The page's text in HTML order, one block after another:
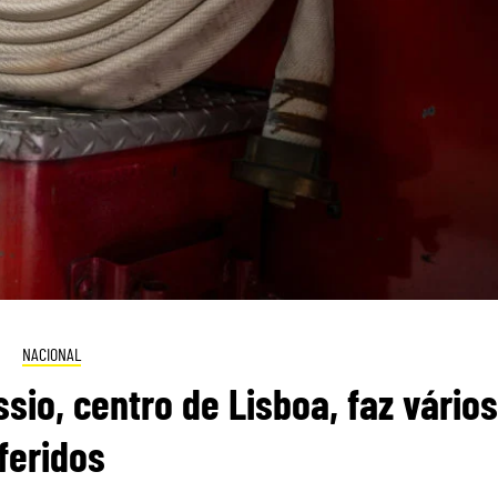
NACIONAL
centro de Lisboa, faz vários